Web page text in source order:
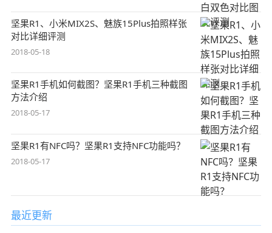
坚果R1、小米MIX2S、魅族15Plus拍照样张
对比详细评测
2018-05-18
坚果R1手机如何截图？坚果R1手机三种截图
方法介绍
2018-05-17
坚果R1有NFC吗？坚果R1支持NFC功能吗？
2018-05-17
最近更新